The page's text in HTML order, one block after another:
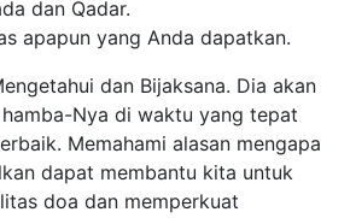
dan Qadar.
apapun yang Anda dapatkan.
dan Bijaksana. Dia akan
Nya di waktu yang tepat
Memahami alasan mengapa
dapat membantu kita untuk
doa dan memperkuat